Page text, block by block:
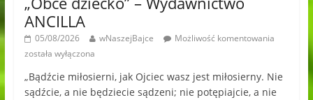
ANCILLA
05/08/2026 wNaszejBajce
Możliwość komentowania
została wyłączona
„Bądźcie miłosierni, jak Ojciec wasz jest miłosierny. Nie
sądźcie, a nie będziecie sądzeni; nie potępiajcie, a nie